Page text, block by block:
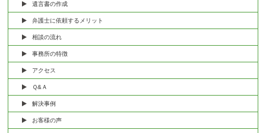
遺言書の作成
弁護士に依頼するメリット
相談の流れ
事務所の特徴
アクセス
Ｑ&Ａ
解決事例
お客様の声